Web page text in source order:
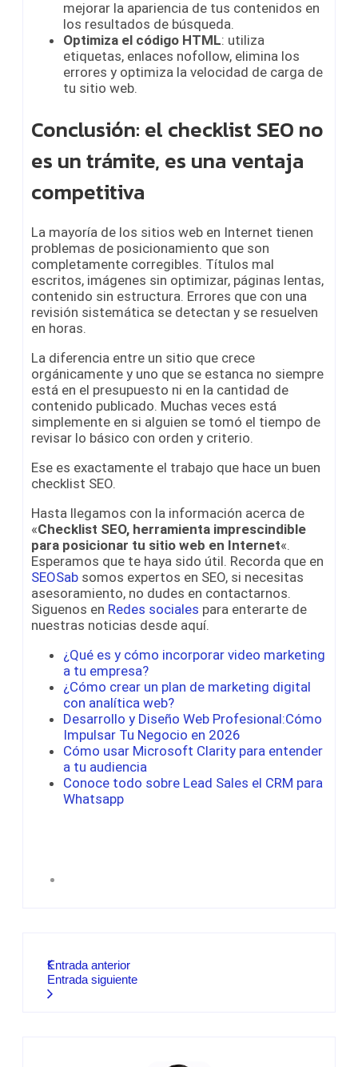
mejorar la apariencia de tus contenidos en
los resultados de búsqueda.
Optimiza el código HTML: utiliza
etiquetas, enlaces nofollow, elimina los
errores y optimiza la velocidad de carga de
tu sitio web.
Conclusión: el checklist SEO no
es un trámite, es una ventaja
competitiva
La mayoría de los sitios web en Internet tienen
problemas de posicionamiento que son
completamente corregibles. Títulos mal
escritos, imágenes sin optimizar, páginas lentas,
contenido sin estructura. Errores que con una
revisión sistemática se detectan y se resuelven
en horas.
La diferencia entre un sitio que crece
orgánicamente y uno que se estanca no siempre
está en el presupuesto ni en la cantidad de
contenido publicado. Muchas veces está
simplemente en si alguien se tomó el tiempo de
revisar lo básico con orden y criterio.
Ese es exactamente el trabajo que hace un buen
checklist SEO.
Hasta llegamos con la información acerca de
«Checklist SEO, herramienta imprescindible
para posicionar tu sitio web en Internet«.
Esperamos que te haya sido útil. Recorda que en
SEOSab somos expertos en SEO, si necesitas
asesoramiento, no dudes en contactarnos.
Siguenos en Redes sociales para enterarte de
nuestras noticias desde aquí.
¿Qué es y cómo incorporar video marketing
a tu empresa?
¿Cómo crear un plan de marketing digital
con analítica web?
Desarrollo y Diseño Web Profesional:Cómo
Impulsar Tu Negocio en 2026
Cómo usar Microsoft Clarity para entender
a tu audiencia
Conoce todo sobre Lead Sales el CRM para
Whatsapp
Entrada anterior
Entrada siguiente